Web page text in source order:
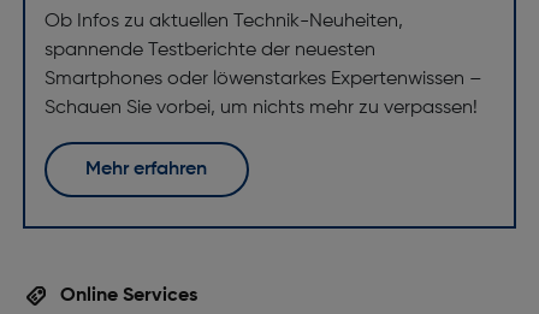
Ob Infos zu aktuellen Technik-Neuheiten,
spannende Testberichte der neuesten
Smartphones oder löwenstarkes Expertenwissen –
Schauen Sie vorbei, um nichts mehr zu verpassen!
Mehr erfahren
Online Services